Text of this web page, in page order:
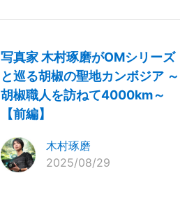
写真家 木村琢磨がOMシリーズ
と巡る胡椒の聖地カンボジア ～
胡椒職人を訪ねて4000km～
【前編】
木村琢磨
2025/08/29